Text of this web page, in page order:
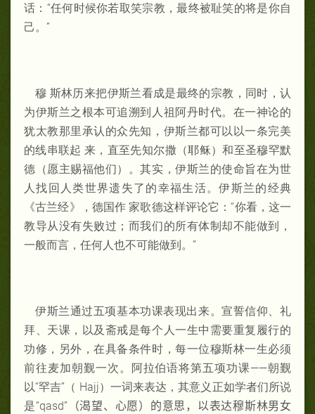
话：“任何时候你若取笑宗教，最终被耻笑的将是你自
己。”
穆 斯林历来把伊斯兰看成是最终的宗教，同时，认
为伊斯兰之根本可追溯到人祖阿丹时代。在一神论的
犹太教那里承认的众先知，伊斯兰都可以以一条完美
的线串联起 来，直至先知尔撒（耶稣）和至圣穆罕默
德（愿主赐福他们）。其实，伊斯兰的使命旨在为世
人找回人类世界遗失了的幸福生活。伊斯兰的经典
《古兰经》，德国作 家歌德这样评论它：“你看，这一
教导从没有失败过；而我们的所有体制却不能做到，
一般而言，任何人也不可能做到。”
伊斯兰通过五项基本功课表现出来。宣誓信仰、礼
拜、天课，以及斋戒是每个人一生中需要重复履行的
功修，另外，在具备条件时，每一位穆斯林一生必须
前往麦加朝觐一次。阿拉伯语将第五项功课——朝觐
以“罕吉”（ Hajj）一词来表达，其意义正如学者们所说
是“qasd”（渴望、心愿）的意思，以表达穆斯林男女